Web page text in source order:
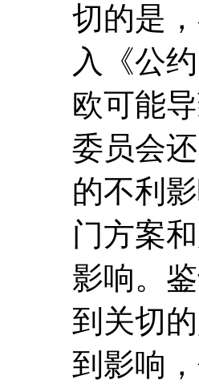
切的是
入《公
欧可能
委员会
的不利
门方案
影响。
到关切
到影响